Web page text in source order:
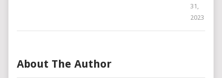
31,
2023
About The Author